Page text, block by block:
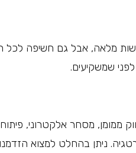
מלאה, אבל גם חשיפה לכל
שמשקיעים.
ממומן, מסחר אלקטרוני, פיתוח
ניתן בהחלט למצוא